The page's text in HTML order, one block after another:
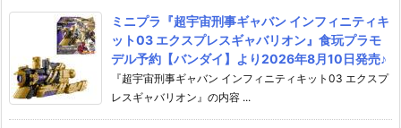
ミニプラ『超宇宙刑事ギャバン インフィニティキ
ット03 エクスプレスギャバリオン』食玩プラモ
デル予約【バンダイ】より2026年8月10日発売♪
『超宇宙刑事ギャバン インフィニティキット03 エクスプ
レスギャバリオン』の内容 ...